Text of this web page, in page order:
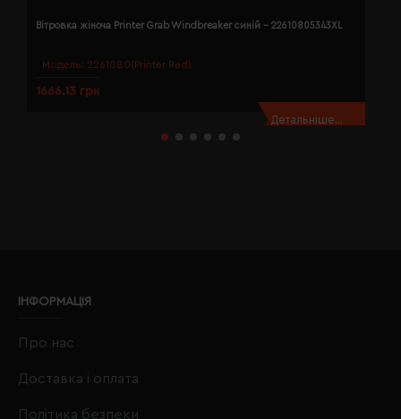
Модель: 2261080(Printer Red)
Вітровка жіноча Printer Grab Windbreaker синій - 22610805343XL
1666.13 грн
Детальніше...
ІНФОРМАЦІЯ
Про нас
Доставка і оплата
Політика безпеки